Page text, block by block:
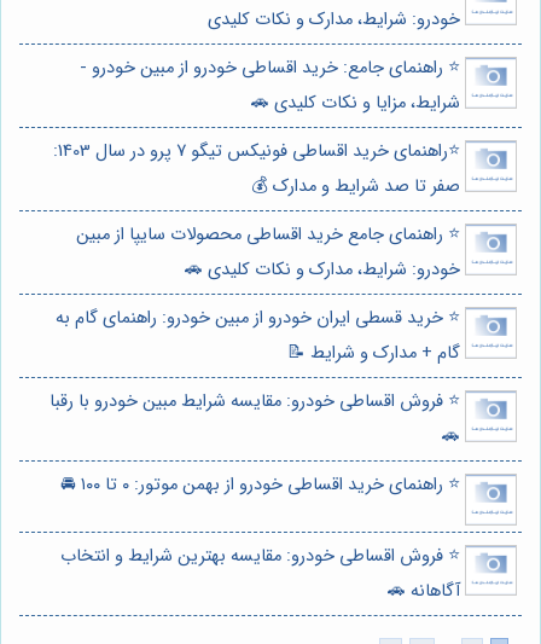
خودرو: شرایط، مدارک و نکات کلیدی
⭐️ راهنمای جامع: خرید اقساطی خودرو از مبین خودرو -
شرایط، مزایا و نکات کلیدی 🚗
⭐️راهنمای خرید اقساطی فونیکس تیگو 7 پرو در سال 1403:
صفر تا صد شرایط و مدارک 💰
⭐️ راهنمای جامع خرید اقساطی محصولات سایپا از مبین
خودرو: شرایط، مدارک و نکات کلیدی 🚗
⭐️ خرید قسطی ایران خودرو از مبین خودرو: راهنمای گام به
گام + مدارک و شرایط 📝
⭐️ فروش اقساطی خودرو: مقایسه شرایط مبین خودرو با رقبا
🚗
⭐️ راهنمای خرید اقساطی خودرو از بهمن موتور: ۰ تا ۱۰۰ 🚘
⭐️ فروش اقساطی خودرو: مقایسه بهترین شرایط و انتخاب
آگاهانه 🚗